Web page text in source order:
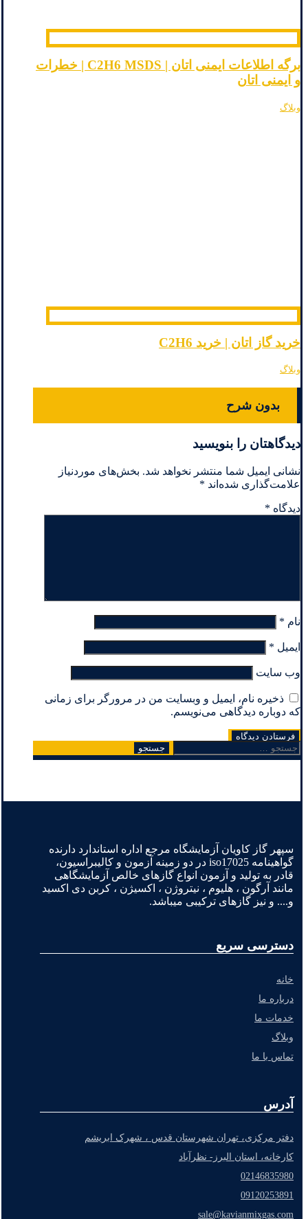
برگه اطلاعات ایمنی اتان | C2H6 MSDS | خطرات
و ایمنی اتان
وبلاگ
خرید گاز اتان | خرید C2H6
وبلاگ
بدون شرح
دیدگاهتان را بنویسید
نشانی ایمیل شما منتشر نخواهد شد. بخش‌های موردنیاز
علامت‌گذاری شده‌اند *
دیدگاه *
نام *
ایمیل *
وب‌ سایت
ذخیره نام، ایمیل و وبسایت من در مرورگر برای زمانی
که دوباره دیدگاهی می‌نویسم.
جستجو
برای:
سپهر گاز کاویان آزمایشگاه مرجع اداره استاندارد دارنده
گواهینامه iso17025 در دو زمینه آزمون و کالیبراسیون،
قادر به تولید و آزمون انواع گازهای خالص آزمایشگاهی
مانند آرگون ، هلیوم ، نیتروژن ، اکسیژن ، کربن دی اکسید
و.... و نیز گازهای ترکیبی میباشد.
دسترسی سریع
خانه
درباره ما
خدمات ما
وبلاگ
تماس با ما
آدرس
دفتر مرکزی، تهران شهرستان قدس ، شهرک ابریشم
کارخانه، استان البرز- نظرآباد
02146835980
09120253891
sale@kavianmixgas.com